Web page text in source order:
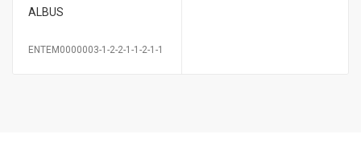
ALBUS
ENTEM0000003-1-2-2-1-1-2-1-1